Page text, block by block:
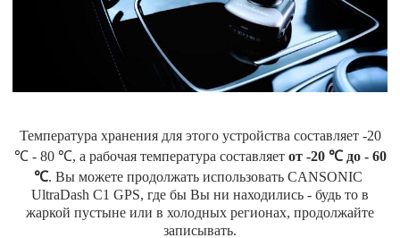
Температура хранения для этого устройства составляет -20
℃ - 80 ℃, а рабочая температура составляет от -20 ℃ до - 60
℃. Вы можете продолжать использовать CANSONIC
UltraDash C1 GPS, где бы Вы ни находились - будь то в
жаркой пустыне или в холодных регионах, продолжайте
записывать.